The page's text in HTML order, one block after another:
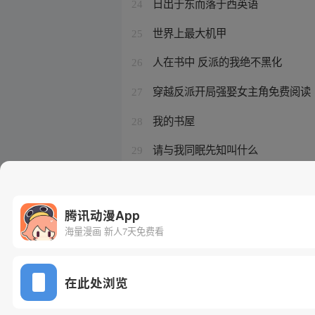
24
25 世界上最大机甲
26 人在书中 反派的我绝不黑化
27 穿越反派开局强娶女主角免费阅读
28 我的书屋
29 请与我同眠先知叫什么
腾讯动漫App
海量漫画 新人7天免费看
在此处浏览